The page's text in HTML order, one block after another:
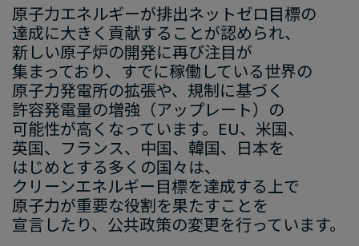
原子力エネルギーが​排出ネットゼロ目標の​
達成に​大きく​貢献する​ことが​認められ、​
新しい​原子炉の​開発に​再び注目が​
集まっており、 ​すでに​稼働 している​世界の​
原子力発電所の​拡張や、​規制に​基づく
許容発電量の​増強 ​（アップレート） の
可能性が​高くなっています。 ​EU、​米国、​
英国、​フランス、​中国、​韓国、​日本を​
はじめと​する​多くの​国々は、
クリーンエネルギー目標を​達成する​上で​
原子力が​重要な​役割を​果たす​ことを​
宣言 したり、 ​公共政策の​変更を​行っています。